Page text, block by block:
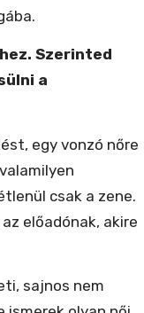
Szerinted
a
egy vonzó nőre
csak a zene.
előadónak, akire
sajnos nem